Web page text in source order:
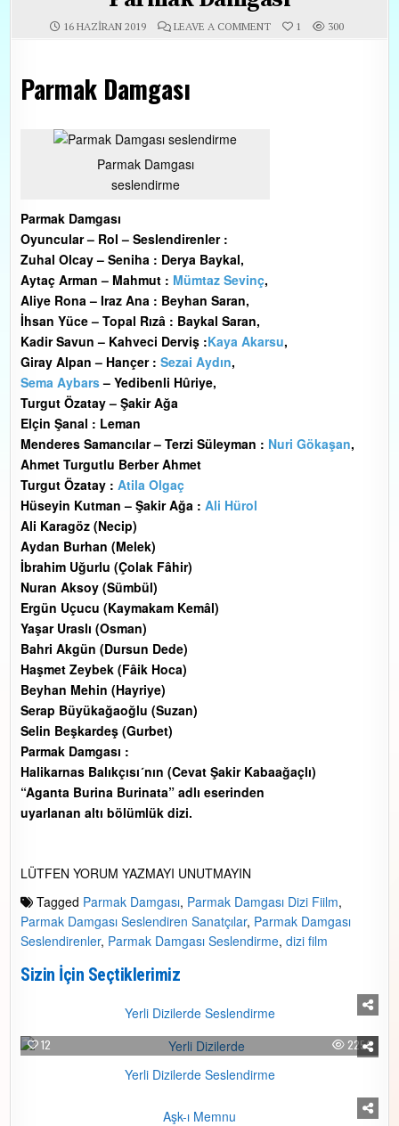
16 HAZIRAN 2019 LEAVE A COMMENTON PARMAK DAMGASI
1 300
Parmak Damgası
Parmak Damgası
seslendirme
Parmak Damgası
Oyuncular – Rol – Seslendirenler :
Zuhal Olcay – Seniha : Derya Baykal,
Aytaç Arman – Mahmut : Mümtaz Sevinç,
Aliye Rona – Iraz Ana : Beyhan Saran,
İhsan Yüce – Topal Rızâ : Baykal Saran,
Kadir Savun – Kahveci Derviş :Kaya Akarsu,
Giray Alpan – Hançer :Sezai Aydın,
Sema Aybars– Yedibenli Hûriye,
Turgut Özatay – Şakir Ağa
Elçin Şanal : Leman
Menderes Samancılar – Terzi Süleyman : Nuri Gökaşan,
Ahmet Turgutlu Berber Ahmet
Turgut Özatay :Atila Olgaç
Hüseyin Kutman – Şakir Ağa :Ali Hürol
Ali Karagöz (Necip)
Aydan Burhan (Melek)
İbrahim Uğurlu (Çolak Fâhir)
Nuran Aksoy (Sümbül)
Ergün Uçucu (Kaymakam Kemâl)
Yaşar Uraslı (Osman)
Bahri Akgün (Dursun Dede)
Haşmet Zeybek (Fâik Hoca)
Beyhan Mehin (Hayriye)
Serap Büyükağaoğlu (Suzan)
Selin Beşkardeş (Gurbet)
Parmak Damgası :
Halikarnas Balıkçısı´nın (Cevat Şakir Kabaağaçlı)
“Aganta Burina Burinata” adlı eserinden
uyarlanan altı bölümlük dizi.
LÜTFEN YORUM YAZMAYI UNUTMAYIN
Tagged Parmak Damgası, Parmak Damgası Dizi Fiilm,
Parmak Damgası Seslendiren Sanatçılar, Parmak Damgası
Seslendirenler, Parmak Damgası Seslendirme,dizi film
Sizin İçin Seçtiklerimiz
1
Yerli Dizilerde Seslendirme
12 2254
Yerli Dizilerde Seslendirme
Aşk-ı Memnu